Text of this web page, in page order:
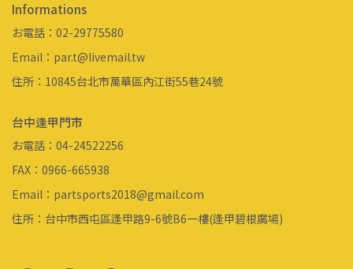
Informations
お電話：02-29775580
Email：par.t@livemail.tw
住所：10845台北市萬華區內江街55巷24號
台中逢甲門市
お電話：04-24522256
FAX：0966-665938
Email：partsports2018@gmail.com
住所：台中市西屯區逢甲路9-6號B6一樓(逢甲碧根廣場)